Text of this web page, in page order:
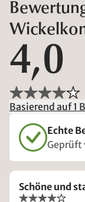
4,0
Basierend auf 1
Echte
Geprüft
Schöne und